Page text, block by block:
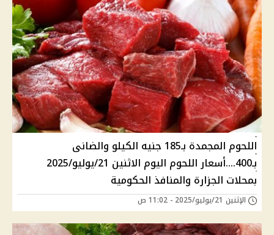
اللحوم المجمدة بـ185 جنيه الكيلو والضانى
بـ400....أسعار اللحوم اليوم الاثنين 21/يوليو/2025
بمحلات الجزارة والمنافذ الحكومية
الإثنين 21/يوليو/2025 - 11:02 ص